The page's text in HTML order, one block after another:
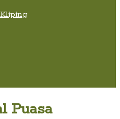
Puasa